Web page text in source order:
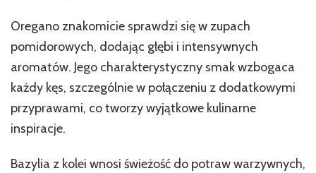
Oregano znakomicie sprawdzi się w zupach
pomidorowych, dodając głębi i intensywnych
aromatów. Jego charakterystyczny smak wzbogaca
każdy kęs, szczególnie w połączeniu z dodatkowymi
przyprawami, co tworzy wyjątkowe kulinarne
inspiracje.
Bazylia z kolei wnosi świeżość do potraw warzywnych,